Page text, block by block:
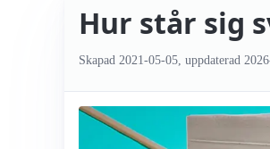
Hur står sig
Skapad 2021-05-05 , uppdaterad